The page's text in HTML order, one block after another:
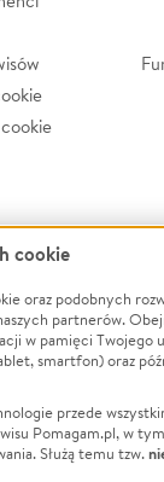
cookie
oraz podobnych
partnerów.
w pamięci Twojego
smartfon) oraz
przede
Pomagam.pl, w
Służą temu tzw.